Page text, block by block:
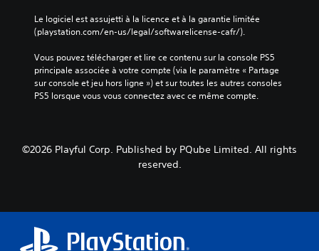
Le logiciel est assujetti à la licence et à la garantie limitée
(playstation.com/en-us/legal/softwarelicense-cafr/).
Vous pouvez télécharger et lire ce contenu sur la console PS5
principale associée à votre compte (via le paramètre « Partage
sur console et jeu hors ligne ») et sur toutes les autres consoles
PS5 lorsque vous vous connectez avec ce même compte.
©2026 Playful Corp. Published by PQube Limited. All rights
reserved.